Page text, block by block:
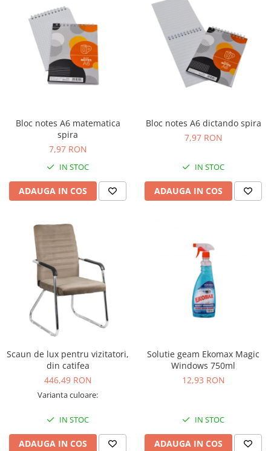
Bloc notes A6 matematica
spira
7,97 RON
IN STOC
ADAUGA IN COS
Bloc notes A6 dictando spira
7,97 RON
IN STOC
ADAUGA IN COS
Scaun de lux pentru vizitatori,
din catifea
446,49 RON
Varianta culoare:
IN STOC
ADAUGA IN COS
Solutie geam Ekomax Magic
Windows 750ml
12,93 RON
IN STOC
ADAUGA IN COS